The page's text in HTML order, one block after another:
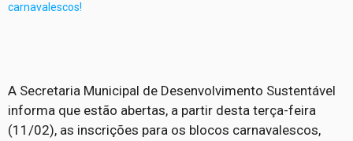
carnavalescos!
A Secretaria Municipal de Desenvolvimento Sustentável
informa que estão abertas, a partir desta terça-feira
(11/02), as inscrições para os blocos carnavalescos,